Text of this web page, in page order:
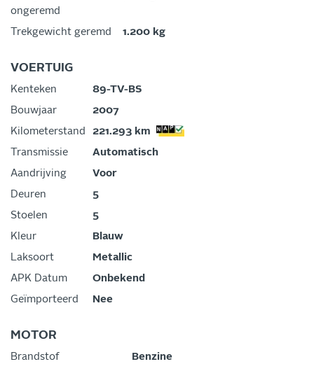
ongeremd
Trekgewicht geremd 1.200 kg
VOERTUIG
Kenteken
89-TV-BS
Bouwjaar
2007
Kilometerstand
221.293 km
Transmissie
Automatisch
Aandrijving
Voor
Deuren
5
Stoelen
5
Kleur
Blauw
Laksoort
Metallic
APK Datum
Onbekend
Geïmporteerd
Nee
MOTOR
Brandstof
Benzine